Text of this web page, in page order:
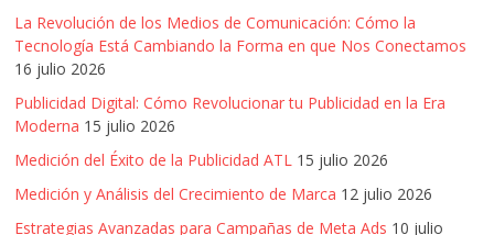
Marketing,
Mercadotecnia,
Eventos
Publicitarios,
Colecciónes,
Marcas,
Insigns,
TV,
La Revolución de los Medios de Comunicación: Cómo la
Tecnología Está Cambiando la Forma en que Nos Conectamos
16 julio 2026
Publicidad Digital: Cómo Revolucionar tu Publicidad en la Era
Moderna 15 julio 2026
Medición del Éxito de la Publicidad ATL 15 julio 2026
Medición y Análisis del Crecimiento de Marca 12 julio 2026
Estrategias Avanzadas para Campañas de Meta Ads 10 julio